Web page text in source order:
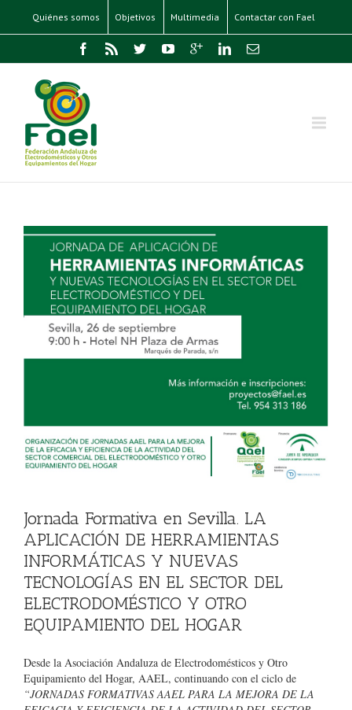
Quiénes somos Objetivos Multimedia Contactar con Fael
Jornada Formativa en Sevilla. LA
APLICACIÓN DE HERRAMIENTAS
INFORMÁTICAS Y NUEVAS
TECNOLOGÍAS EN EL SECTOR DEL
ELECTRODOMÉSTICO Y OTRO
EQUIPAMIENTO DEL HOGAR
Desde la Asociación Andaluza de Electrodomésticos y Otro
Equipamiento del Hogar, AAEL, continuando con el ciclo de
“JORNADAS FORMATIVAS AAEL PARA LA MEJORA DE LA